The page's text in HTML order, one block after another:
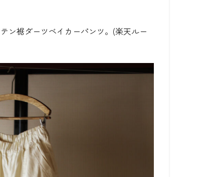
ン裾ダーツベイカーパンツ。(楽天ルー